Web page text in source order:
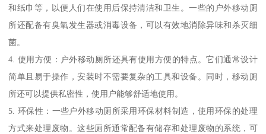
和纸巾等，以便人们在使用后保持清洁和卫生。一些的户外移动厕
所还配备有臭氧发生器或消毒设备，可以有效地消除异味和杀灭细
菌。
4. 使用方便：户外移动厕所还具有使用方便的特点。它们通常设计
简单且易于操作，安装时不需要复杂的工具和设备。同时，移动厕
所还可以提供私密性，使用户能够舒适地使用。
5. 环保性：一些户外移动厕所采用环保材料制造，使用环保的处理
方式来处理废物。这些厕所通常配备有储存和处理废物的系统，可